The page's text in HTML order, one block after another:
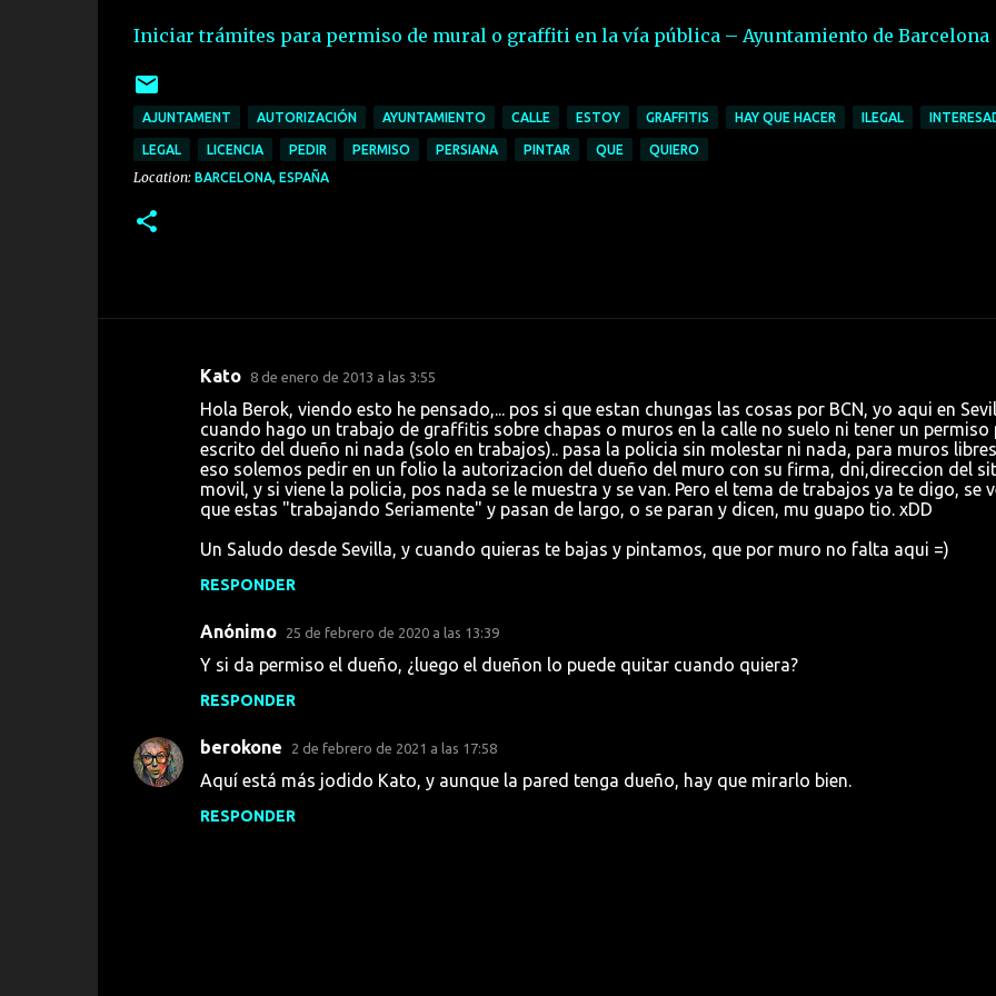
Iniciar trámites para permiso de mural o graffiti en la vía pública – Ayuntamiento de Barcelona
AJUNTAMENT AUTORIZACIÓN AYUNTAMIENTO CALLE ESTOY GRAFFITIS HAY QUE HACER ILEGAL
LEGAL LICENCIA PEDIR PERMISO PERSIANA PINTAR QUE QUIERO
Location: BARCELONA, ESPAÑA
Kato 8 de enero de 2013 a las 3:55
Hola Berok, viendo esto he pensado,... pos si que estan chungas las cosas por BCN, yo aqui en
cuando hago un trabajo de graffitis sobre chapas o muros en la calle no suelo ni tener un permiso
escrito del dueño ni nada (solo en trabajos).. pasa la policia sin molestar ni nada, para muros
eso solemos pedir en un folio la autorizacion del dueño del muro con su firma, dni,direccion del
movil, y si viene la policia, pos nada se le muestra y se van. Pero el tema de trabajos ya te digo, se
que estas "trabajando Seriamente" y pasan de largo, o se paran y dicen, mu guapo tio. xDD
Un Saludo desde Sevilla, y cuando quieras te bajas y pintamos, que por muro no falta aqui =)
RESPONDER
Anónimo 25 de febrero de 2020 a las 13:39
Y si da permiso el dueño, ¿luego el dueñon lo puede quitar cuando quiera?
RESPONDER
berokone 2 de febrero de 2021 a las 17:58
Aquí está más jodido Kato, y aunque la pared tenga dueño, hay que mirarlo bien.
RESPONDER